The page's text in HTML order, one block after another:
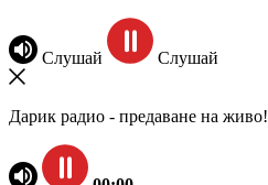
Слушай Слушай
Дарик радио - предаване на живо!